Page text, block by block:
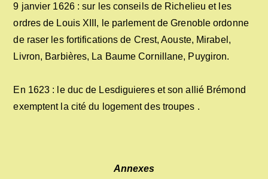
9 janvier 1626 : sur les conseils de Richelieu et les
ordres de Louis XIII, le parlement de Grenoble ordonne
de raser les fortifications de Crest, Aouste, Mirabel,
Livron, Barbières, La Baume Cornillane, Puygiron.
En 1623 : le duc de Lesdiguieres et son allié Brémond
exemptent la cité du logement des troupes .
Annexes